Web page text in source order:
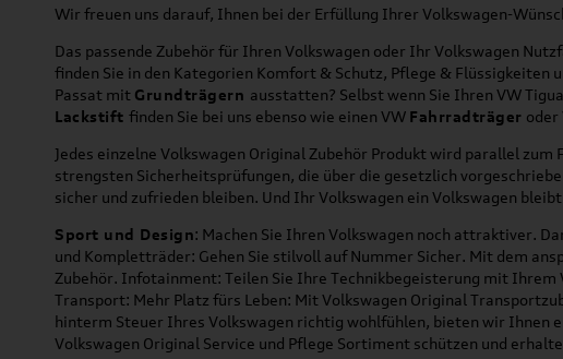
Wir freuen uns darauf, Ihnen bei der Erfüllung Ihrer Volkswagen-
Das passende Zubehör für Ihren Volkswagen oder Ihr Volkswagen
finden Sie in den Kategorien Komfort & Schutz, Pflege & Flüssigkeiten
Passat mit Grundträgern ausstatten? Selbst wenn Sie Ihren VW
Lackstift finden Sie bei uns ebenso wie einen VW Fahrradträger oder
Jedes einzelne Volkswagen Original Zubehör Produkt wird parallel
strengsten Sicherheitsprüfungen, die über die gesetzlich
sicher und zufrieden bleiben. Und Ihr Volkswagen ein Volkswagen
Sport und Design: Machen Sie Ihren Volkswagen noch attraktiver.
und Kompletträder: Gehen Sie stilvoll auf Nummer Sicher. Mit dem
Zubehör. Infotainment: Teilen Sie Ihre Technikbegeisterung mit
Transport: Mehr Platz fürs Leben: Mit Volkswagen Original
hinterm Steuer Ihres Volkswagen richtig wohlfühlen, bieten wir Ihnen
Volkswagen Original Service und Pflege Sortiment schützen und